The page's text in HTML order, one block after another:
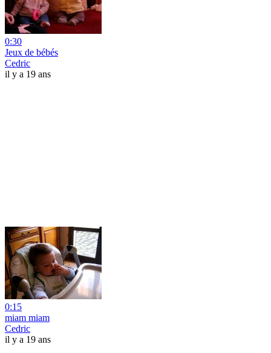
0:30
Jeux de bébés
Cedric
il y a 19 ans
0:15
miam miam
Cedric
il y a 19 ans